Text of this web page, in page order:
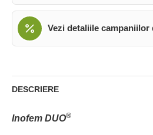
Vezi detaliile campaniilor
DESCRIERE
Inofem DUO®